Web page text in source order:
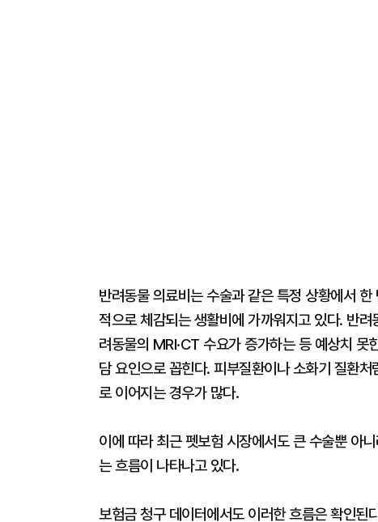
반려동물 의료비는 수술과 같은 특정 상황에서
적으로 체감되는 생활비에 가까워지고 있다. 반
려동물의 MRI·CT 수요가 증가하는 등 예상치 못
담 요인으로 꼽힌다. 피부질환이나 소화기 질환
로 이어지는 경우가 많다.
이에 따라 최근 펫보험 시장에서도 큰 수술뿐 아
는 흐름이 나타나고 있다.
보험금 청구 데이터에서도 이러한 흐름은 확인된